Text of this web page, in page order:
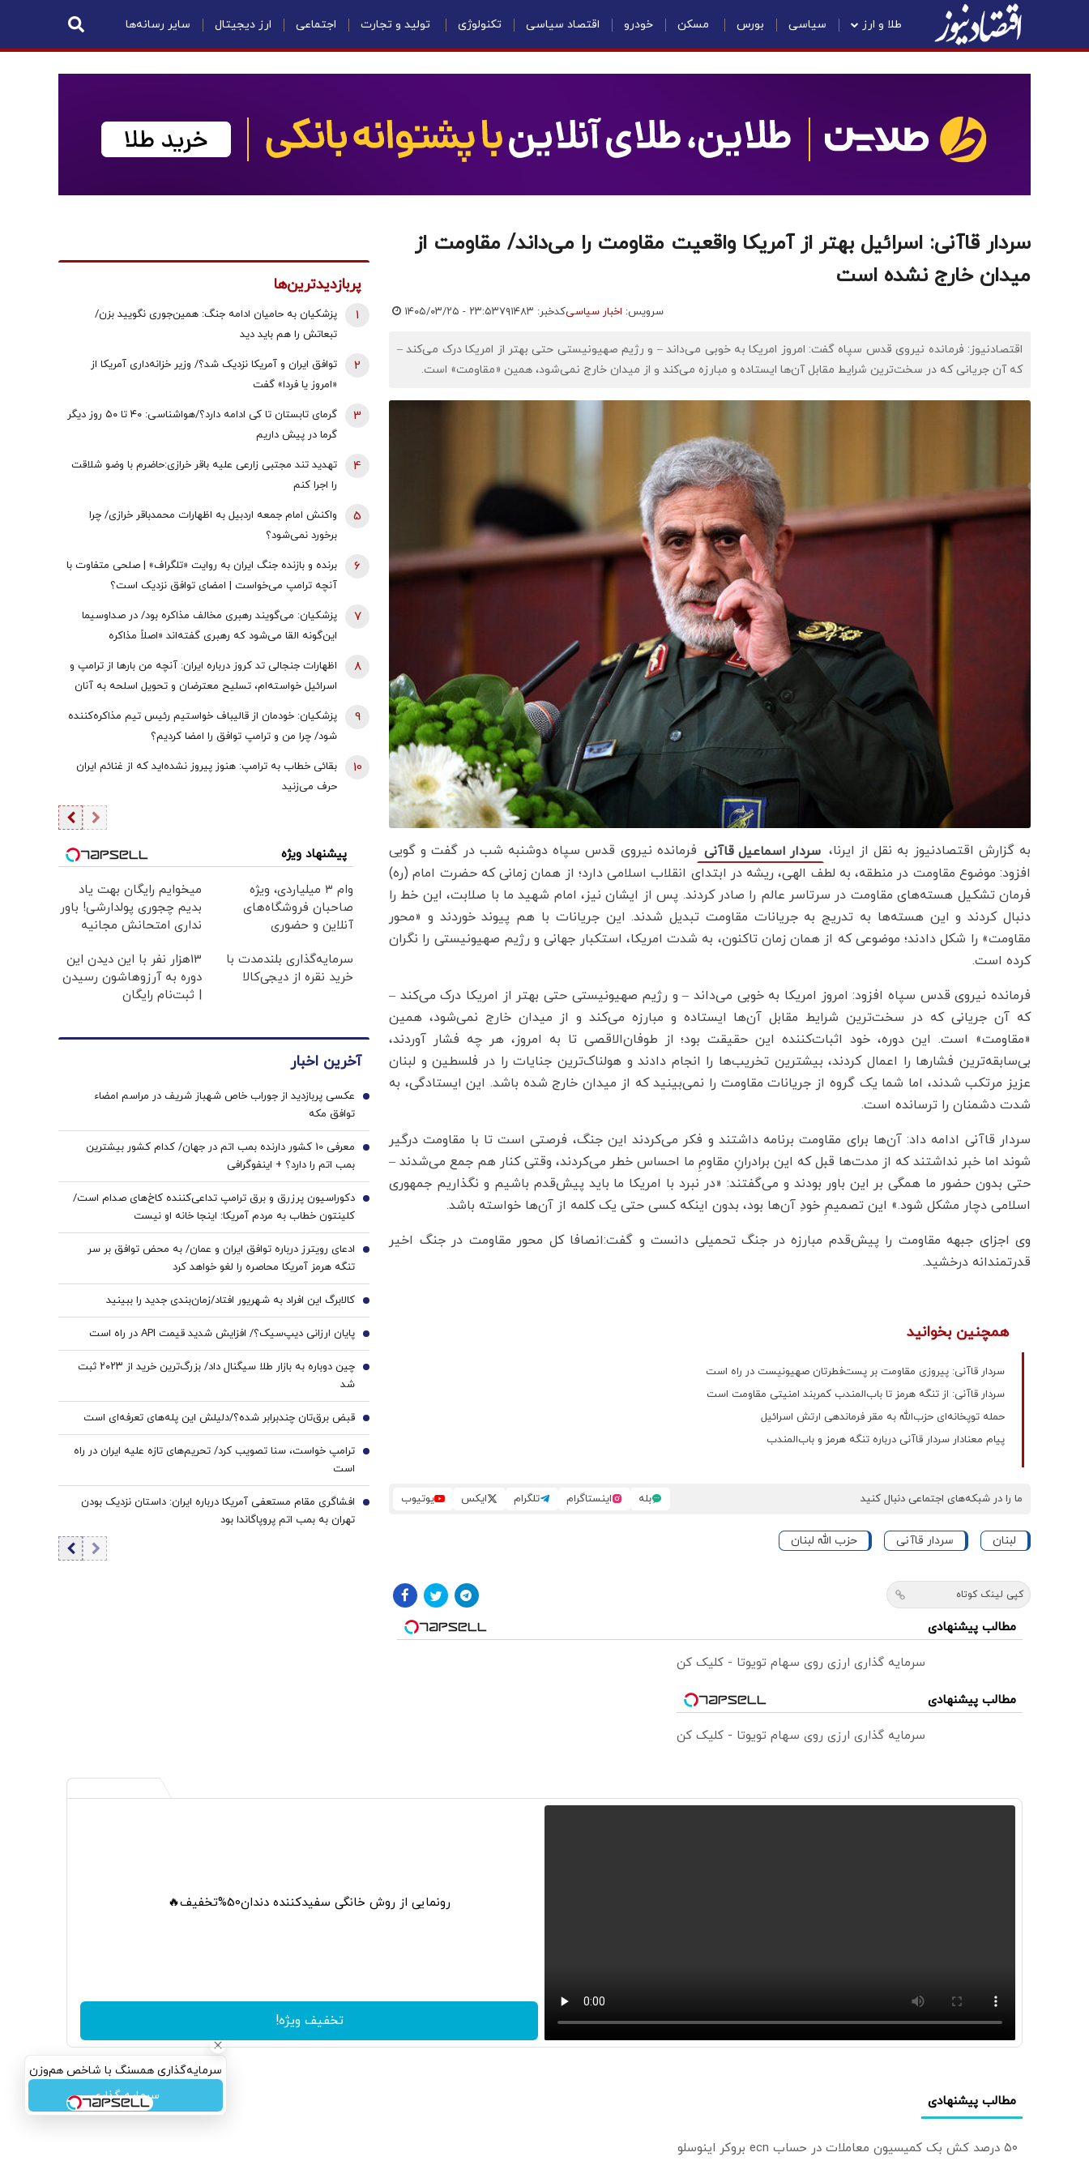
طلا و ارز سیاسی بورس مسکن خودرو اقتصاد سیاسی تکنولوژی تولید و تجارت اجتماعی ارز دیجیتال سایر رسانه‌ها
سردار قاآنی: اسرائیل بهتر از آمریکا واقعیت مقاومت را می‌داند/ مقاومت از
میدان خارج نشده است
سرویس: اخبار سیاسیکدخبر: ۷۹۱۴۸۳ ۱۴۰۵/۰۳/۲۵ - ۲۳:۵۳
اقتصادنیوز: فرمانده نیروی قدس سپاه گفت: امروز امریکا به خوبی می‌داند – و رژیم صهیونیستی حتی بهتر از امریکا درک می‌کند –
که آن جریانی که در سخت‌ترین شرایط مقابل آن‌ها ایستاده و مبارزه می‌کند و از میدان خارج نمی‌شود، همین «مقاومت» است.
به گزارش اقتصادنیوز به نقل از ایرنا، سردار اسماعیل قاآنی فرمانده نیروی قدس سپاه دوشنبه شب در گفت و گویی
افزود: موضوع مقاومت در منطقه، به لطف الهی، ریشه در ابتدای انقلاب اسلامی دارد؛ از همان زمانی که حضرت امام (ره)
فرمان تشکیل هسته‌های مقاومت در سرتاسر عالم را صادر کردند. پس از ایشان نیز، امام شهید ما با صلابت، این خط را
دنبال کردند و این هسته‌ها به تدریج به جریانات مقاومت تبدیل شدند. این جریانات با هم پیوند خوردند و «محور
مقاومت» را شکل دادند؛ موضوعی که از همان زمان تاکنون، به شدت امریکا، استکبار جهانی و رژیم صهیونیستی را نگران
کرده است.
فرمانده نیروی قدس سپاه افزود: امروز امریکا به خوبی می‌داند – و رژیم صهیونیستی حتی بهتر از امریکا درک می‌کند –
که آن جریانی که در سخت‌ترین شرایط مقابل آن‌ها ایستاده و مبارزه می‌کند و از میدان خارج نمی‌شود، همین
«مقاومت» است. این دوره، خود اثبات‌کننده‌ این حقیقت بود؛ از طوفان‌الاقصی تا به امروز، هر چه فشار آوردند،
بی‌سابقه‌ترین فشارها را اعمال کردند، بیشترین تخریب‌ها را انجام دادند و هولناک‌ترین جنایات را در فلسطین و لبنان
عزیز مرتکب شدند، اما شما یک گروه از جریانات مقاومت را نمی‌بینید که از میدان خارج شده باشد. این ایستادگی، به
شدت دشمنان را ترسانده است.
سردار قاآنی ادامه داد: آن‌ها برای مقاومت برنامه داشتند و فکر می‌کردند این جنگ، فرصتی است تا با مقاومت درگیر
شوند اما خبر نداشتند که از مدت‌ها قبل که این برادرانِ مقاومِ ما احساس خطر می‌کردند، وقتی کنار هم جمع می‌شدند –
حتی بدون حضور ما همگی بر این باور بودند و می‌گفتند: «در نبرد با امریکا ما باید پیش‌قدم باشیم و نگذاریم جمهوری
اسلامی دچار مشکل شود.» این تصمیمِ خودِ آن‌ها بود، بدون اینکه کسی حتی یک کلمه از آن‌ها خواسته باشد.
وی اجزای جبهه مقاومت را پیش‌قدم مبارزه در جنگ تحمیلی دانست و گفت:انصافا کل محور مقاومت در جنگ اخیر
قدرتمندانه درخشید.
همچنین بخوانید
سردار قاآنی: پیروزی مقاومت بر پست‌فطرتان صهیونیست در راه است
سردار قاآنی: از تنگه هرمز تا باب‌المندب کمربند امنیتی مقاومت است
حمله توپخانه‌ای حزب‌الله به مقر فرماندهی ارتش اسرائیل
پیام معنادار سردار قاآنی درباره تنگه هرمز و باب‌المندب
ما را در شبکه‌های اجتماعی دنبال کنید بله اینستاگرام تلگرام ایکس یوتیوب
لبنان سردار قاآنی حزب الله لبنان
کپی لینک کوتاه
مطالب پیشنهادی
سرمایه گذاری ارزی روی سهام تویوتا - کلیک کن
مطالب پیشنهادی
سرمایه گذاری ارزی روی سهام تویوتا - کلیک کن
سرمایه‌گذاری همسنگ با شاخص هم‌وزن
سرمایه گذاری
پربازدیدترین‌ها
پزشکیان به حامیان ادامه جنگ: همین‌جوری نگویید بزن/
تبعاتش را هم باید دید
1
توافق ایران و آمریکا نزدیک شد؟/ وزیر خزانه‌داری آمریکا از
«امروز یا فردا» گفت
2
گرمای تابستان تا کی ادامه دارد؟/هواشناسی: ۴۰ تا ۵۰ روز دیگر
گرما در پیش داریم
3
تهدید تند مجتبی زارعی علیه باقر خرازی:حاضرم با وضو شلاقت
را اجرا کنم
4
واکنش امام جمعه اردبیل به اظهارات محمدباقر خرازی/ چرا
برخورد نمی‌شود؟
5
برنده و بازنده جنگ ایران به روایت «تلگراف» | صلحی متفاوت با
آنچه ترامپ می‌خواست | امضای توافق نزدیک است؟
6
پزشکیان: می‌گویند رهبری مخالف مذاکره بود/ در صداوسیما
این‌گونه القا می‌شود که رهبری گفته‌اند «اصلاً مذاکره
7
اظهارات جنجالی تد کروز درباره ایران: آنچه من بارها از ترامپ و
اسرائیل خواسته‌ام، تسلیح معترضان و تحویل اسلحه به آنان
8
پزشکیان: خودمان از قالیباف خواستیم رئیس تیم مذاکره‌کننده
شود/ چرا من و ترامپ توافق را امضا کردیم؟
9
بقائی خطاب به ترامپ: هنوز پیروز نشده‌اید که از غنائم ایران
حرف می‌زنید
10
پیشنهاد ویژه
وام ۳ میلیاردی، ویژه
صاحبان فروشگاه‌های
آنلاین و حضوری
میخوایم رایگان بهت یاد
بدیم چجوری پولدارشی! باور
نداری امتحانش مجانیه
سرمایه‌گذاری بلندمدت با
خرید نقره از دیجی‌کالا
13هزار نفر با این دیدن این
دوره به آرزوهاشون رسیدن
| ثبت‌‌نام رایگان
آخرین اخبار
عکسی پربازدید از جوراب‌ خاص شهباز شریف در مراسم امضاء
توافق‌ مکه
1
معرفی 10 کشور دارنده بمب اتم در جهان/ کدام کشور بیشترین
بمب اتم را دارد؟ + اینفوگرافی
2
دکوراسیون پرزرق‌ و برق ترامپ تداعی‌کننده کاخ‌های صدام است/
کلینتون خطاب به مردم آمریکا: اینجا خانه او نیست
3
ادعای رویترز درباره توافق ایران و عمان/ به محض توافق بر سر
تنگه هرمز آمریکا محاصره را لغو خواهد کرد
4
کالابرگ این افراد به شهریور افتاد/زمان‌بندی جدید را ببینید 5
پایان ارزانی دیپ‌سیک؟/ افزایش شدید قیمت API در راه است 6
چین دوباره به بازار طلا سیگنال داد/ بزرگ‌ترین خرید از ۲۰۲۳ ثبت
شد
7
قبض برق‌تان چندبرابر شده؟/دلیلش این پله‌های تعرفه‌ای است 8
ترامپ خواست، سنا تصویب کرد/ تحریم‌های تازه علیه ایران در راه
است
9
افشاگری مقام مستعفی آمریکا درباره ایران: داستان نزدیک بودن
تهران به بمب اتم پروپاگاندا بود
10
رونمایی از روش خانگی سفیدکننده دندان50%تخفیف🔥
تخفیف ویژه!
مطالب پیشنهادی
۵۰ درصد کش بک کمیسیون معاملات در حساب ecn بروکر اینوسلو